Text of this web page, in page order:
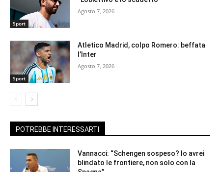
Sport
Agosto 7, 2026
Sport
Atletico Madrid, colpo Romero: beffata
l’Inter
Agosto 7, 2026
POTREBBE INTERESSARTI
Vannacci: “Schengen sospeso? Io avrei
blindato le frontiere, non solo con la